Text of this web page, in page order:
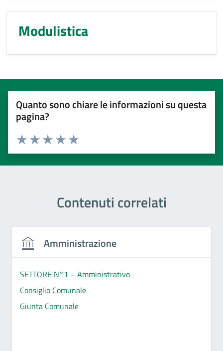
Modulistica
Quanto sono chiare le informazioni su questa
pagina?
Valuta 5 stelle su 5
Valuta 4 stelle su 5
Valuta 3 stelle su 5
Valuta 2 stelle su 5
Valuta 1 stelle su 5
Contenuti correlati
Amministrazione
SETTORE N°1 – Amministrativo
Consiglio Comunale
Giunta Comunale